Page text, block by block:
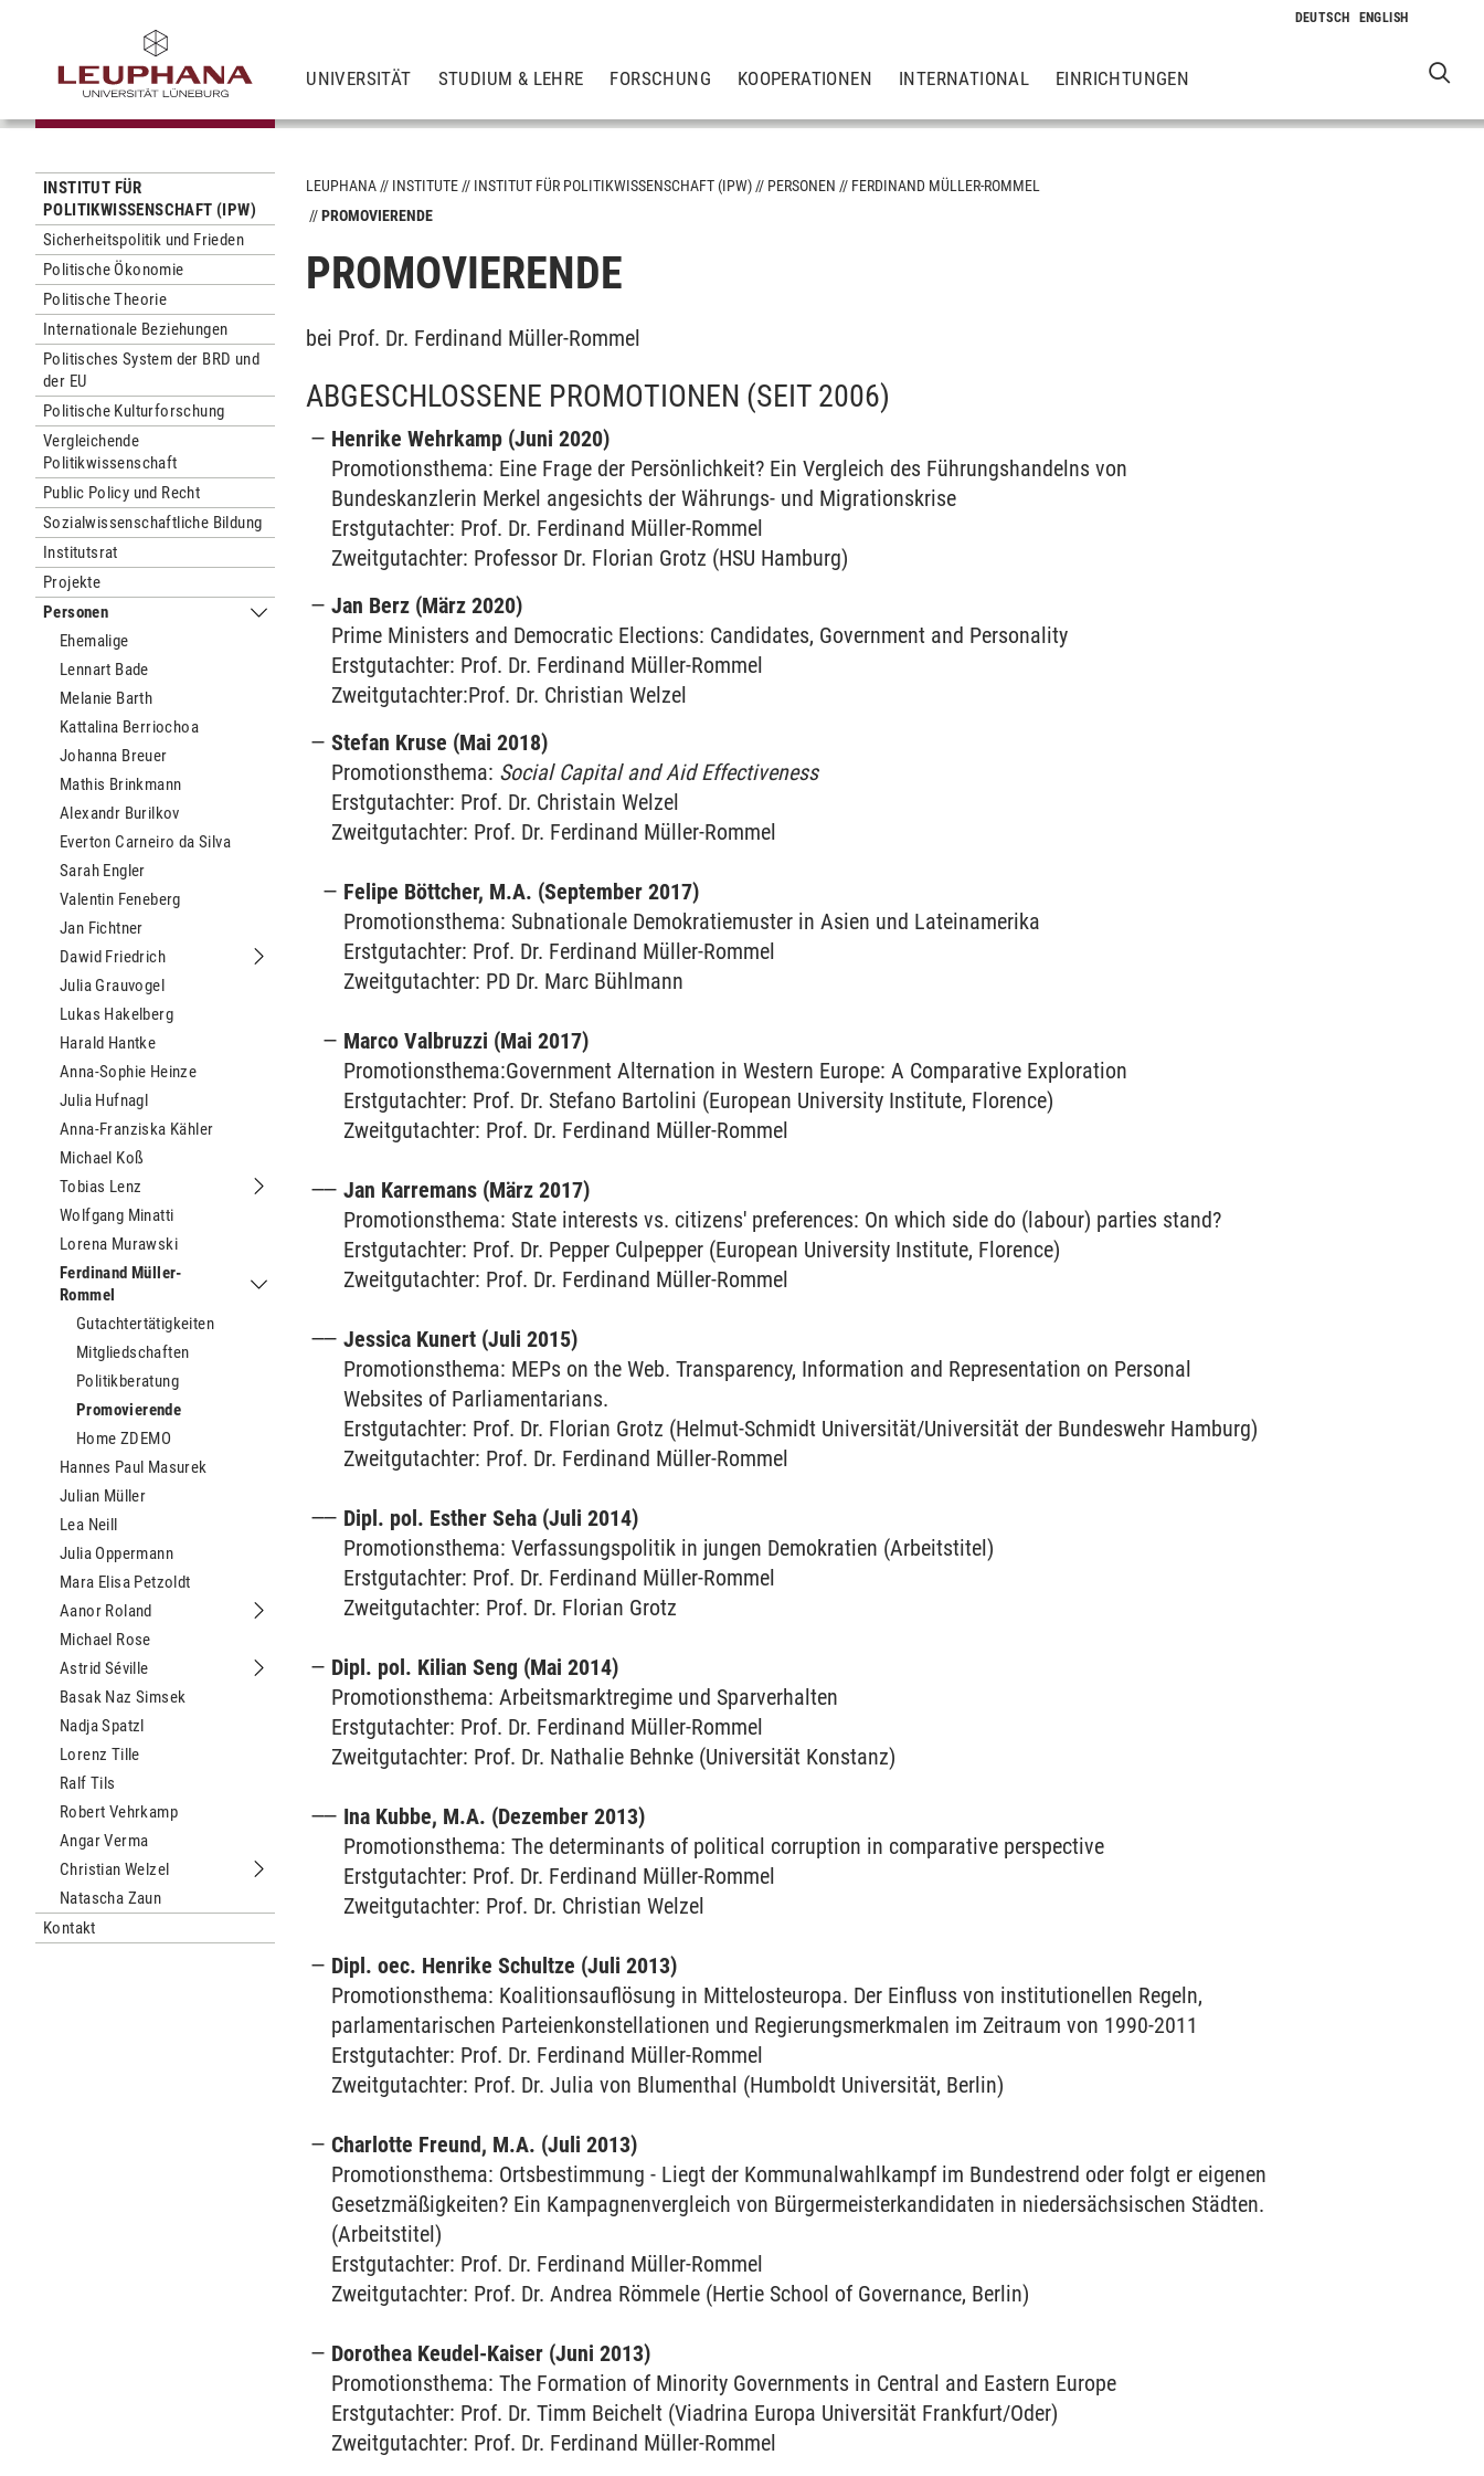
UNIVERSITÄT STUDIUM & LEHRE FORSCHUNG KOOPERATIONEN INTERNATIONAL EINRICHTUNGEN
INSTITUT FÜR
POLITIKWISSENSCHAFT (IPW)
Sicherheitspolitik und Frieden
Politische Ökonomie
Politische Theorie
Internationale Beziehungen
Politisches System der BRD und
der EU
Politische Kulturforschung
Vergleichende
Politikwissenschaft
Public Policy und Recht
Sozialwissenschaftliche Bildung
Institutsrat
Projekte
Personen
Untermenu Personen
Ehemalige
Lennart Bade
Melanie Barth
Kattalina Berriochoa
Johanna Breuer
Mathis Brinkmann
Alexandr Burilkov
Everton Carneiro da Silva
Sarah Engler
Valentin Feneberg
Jan Fichtner
Dawid Friedrich
Untermenu Dawid Friedrich
Julia Grauvogel
Lukas Hakelberg
Harald Hantke
Anna-Sophie Heinze
Julia Hufnagl
Anna-Franziska Kähler
Michael Koß
Tobias Lenz
Untermenu Tobias Lenz
Wolfgang Minatti
Lorena Murawski
Ferdinand Müller-
Rommel
Untermenu Ferdinand Müller-Rommel
Gutachtertätigkeiten
Mitgliedschaften
Politikberatung
Promovierende
Home ZDEMO
Hannes Paul Masurek
Julian Müller
Lea Neill
Julia Oppermann
Mara Elisa Petzoldt
Aanor Roland
Untermenu Aanor Roland
Michael Rose
Astrid Séville
Untermenu Astrid Séville
Basak Naz Simsek
Nadja Spatzl
Lorenz Tille
Ralf Tils
Robert Vehrkamp
Angar Verma
Christian Welzel
Untermenu Christian Welzel
Natascha Zaun
Kontakt
LEUPHANA INSTITUTE INSTITUT FÜR POLITIKWISSENSCHAFT (IPW) PERSONEN
FERDINAND MÜLLER-ROMMEL
PROMOVIERENDE
PROMOVIERENDE
bei Prof. Dr. Ferdinand Müller-Rommel
ABGESCHLOSSENE PROMOTIONEN (SEIT 2006)
Henrike Wehrkamp (Juni 2020)
Promotionsthema: Eine Frage der Persönlichkeit? Ein Vergleich des Führungshandelns von
Bundeskanzlerin Merkel angesichts der Währungs- und Migrationskrise
Erstgutachter: Prof. Dr. Ferdinand Müller-Rommel
Zweitgutachter: Professor Dr. Florian Grotz (HSU Hamburg)
Jan Berz (März 2020)
Prime Ministers and Democratic Elections: Candidates, Government and Personality
Erstgutachter: Prof. Dr. Ferdinand Müller-Rommel
Zweitgutachter:Prof. Dr. Christian Welzel
Stefan Kruse (Mai 2018)
Promotionsthema: Social Capital and Aid Effectiveness
Erstgutachter: Prof. Dr. Christain Welzel
Zweitgutachter: Prof. Dr. Ferdinand Müller-Rommel
Felipe Böttcher, M.A. (September 2017)
Promotionsthema: Subnationale Demokratiemuster in Asien und Lateinamerika
Erstgutachter: Prof. Dr. Ferdinand Müller-Rommel
Zweitgutachter: PD Dr. Marc Bühlmann
Marco Valbruzzi (Mai 2017)
Promotionsthema:Government Alternation in Western Europe: A Comparative Exploration
Erstgutachter: Prof. Dr. Stefano Bartolini (European University Institute, Florence)
Zweitgutachter: Prof. Dr. Ferdinand Müller-Rommel
Jan Karremans (März 2017)
Promotionsthema: State interests vs. citizens' preferences: On which side do (labour) parties stand?
Erstgutachter: Prof. Dr. Pepper Culpepper (European University Institute, Florence)
Zweitgutachter: Prof. Dr. Ferdinand Müller-Rommel
Jessica Kunert (Juli 2015)
Promotionsthema: MEPs on the Web. Transparency, Information and Representation on Personal
Websites of Parliamentarians.
Erstgutachter: Prof. Dr. Florian Grotz (Helmut-Schmidt Universität/Universität der Bundeswehr Hamburg)
Zweitgutachter: Prof. Dr. Ferdinand Müller-Rommel
Dipl. pol. Esther Seha (Juli 2014)
Promotionsthema: Verfassungspolitik in jungen Demokratien (Arbeitstitel)
Erstgutachter: Prof. Dr. Ferdinand Müller-Rommel
Zweitgutachter: Prof. Dr. Florian Grotz
Dipl. pol. Kilian Seng (Mai 2014)
Promotionsthema: Arbeitsmarktregime und Sparverhalten
Erstgutachter: Prof. Dr. Ferdinand Müller-Rommel
Zweitgutachter: Prof. Dr. Nathalie Behnke (Universität Konstanz)
Ina Kubbe, M.A. (Dezember 2013)
Promotionsthema: The determinants of political corruption in comparative perspective
Erstgutachter: Prof. Dr. Ferdinand Müller-Rommel
Zweitgutachter: Prof. Dr. Christian Welzel
Dipl. oec. Henrike Schultze (Juli 2013)
Promotionsthema: Koalitionsauflösung in Mittelosteuropa. Der Einfluss von institutionellen Regeln,
parlamentarischen Parteienkonstellationen und Regierungsmerkmalen im Zeitraum von 1990-2011
Erstgutachter: Prof. Dr. Ferdinand Müller-Rommel
Zweitgutachter: Prof. Dr. Julia von Blumenthal (Humboldt Universität, Berlin)
Charlotte Freund, M.A. (Juli 2013)
Promotionsthema: Ortsbestimmung - Liegt der Kommunalwahlkampf im Bundestrend oder folgt er eigenen
Gesetzmäßigkeiten? Ein Kampagnenvergleich von Bürgermeisterkandidaten in niedersächsischen Städten.
(Arbeitstitel)
Erstgutachter: Prof. Dr. Ferdinand Müller-Rommel
Zweitgutachter: Prof. Dr. Andrea Römmele (Hertie School of Governance, Berlin)
Dorothea Keudel-Kaiser (Juni 2013)
Promotionsthema: The Formation of Minority Governments in Central and Eastern Europe
Erstgutachter: Prof. Dr. Timm Beichelt (Viadrina Europa Universität Frankfurt/Oder)
Zweitgutachter: Prof. Dr. Ferdinand Müller-Rommel